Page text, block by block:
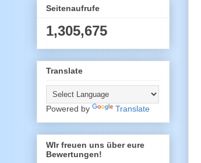
Seitenaufrufe
1,305,675
Translate
Powered by Translate
WIr freuen uns über eure
Bewertungen!